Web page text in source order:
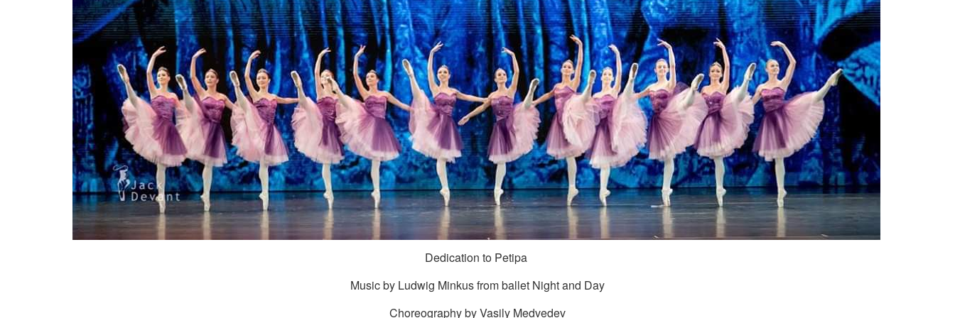
Dedication to Petipa
Music by Ludwig Minkus from ballet Night and Day
Choreography by Vasily Medvedev